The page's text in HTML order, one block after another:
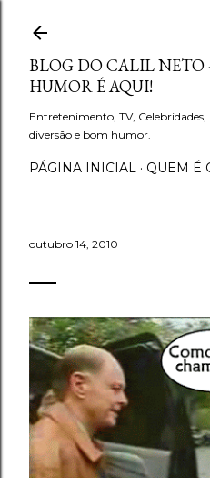
Pular para o
BLOG DO CALIL NETO
HUMOR É AQUI!
Entretenimento, TV, Celebridades,
diversão e bom humor.
PÁGINA INICIAL QUEM É
outubro 14, 2010